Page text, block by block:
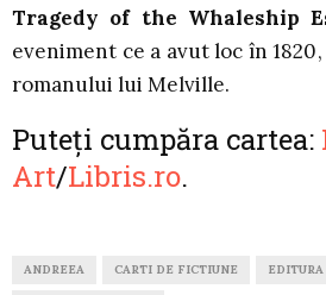
Tragedy of the Whaleship
eveniment ce a avut loc în
romanului lui Melville.
Puteți cumpăra cartea:
Art/Libris.ro.
ANDREEA CARTI DE FICTIUNE